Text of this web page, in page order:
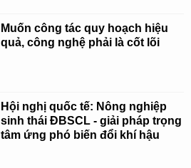
Muốn công tác quy hoạch hiệu
quả, công nghệ phải là cốt lõi
Hội nghị quốc tế: Nông nghiệp
sinh thái ĐBSCL - giải pháp trọng
tâm ứng phó biến đổi khí hậu